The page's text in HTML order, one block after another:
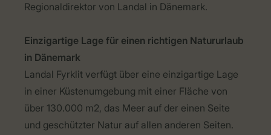
Regionaldirektor von Landal in Dänemark.
Einzigartige Lage für einen richtigen Natururlaub
in Dänemark
Landal Fyrklit verfügt über eine einzigartige Lage
in einer Küstenumgebung mit einer Fläche von
über 130.000 m2, das Meer auf der einen Seite
und geschützter Natur auf allen anderen Seiten.